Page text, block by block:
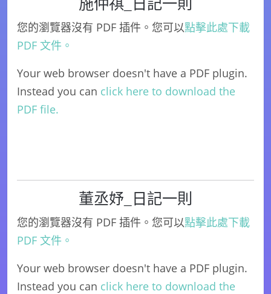
施仲祺_日記一則
您的瀏覽器沒有 PDF 插件。您可以點擊此處下載
PDF 文件。
Your web browser doesn't have a PDF plugin.
Instead you can click here to download the
PDF file.
董丞妤_日記一則
您的瀏覽器沒有 PDF 插件。您可以點擊此處下載
PDF 文件。
Your web browser doesn't have a PDF plugin.
Instead you can click here to download the